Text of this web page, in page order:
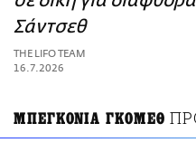
ΑΜΠΑ
PRINT
Σάντσεθ
THE LIFO TEAM
16.7.2026
ΜΠΕΓΚΟΝΙΑ ΓΚΟΜΕΘ